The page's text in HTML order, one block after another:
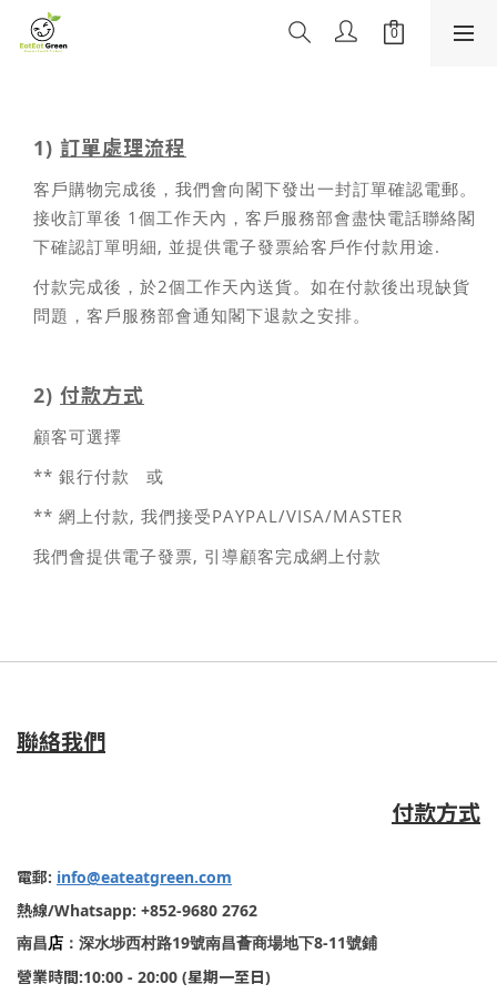
1) 訂單處理流程
客戶購物完成後，我們會向閣下發出一封訂單確認電郵。
接收訂單後 1個工作天內，客戶服務部會盡快電話聯絡閣
下確認訂單明細, 並提供電子發票給客戶作付款用途.
付款完成後，於2個工作天內送貨。如在付款後出現缺貨
問題，客戶服務部會通知閣下退款之安排。
2) 付款方式
顧客可選擇
** 銀行付款 或
** 網上付款, 我們接受PAYPAL/VISA/MASTER
我們會提供電子發票, 引導顧客完成網上付款
聯絡我們
付款方式
電郵: info@eateatgreen.com
熱線/Whatsapp: +852-9680 2762
南昌店 ：深水埗西村路19號南昌薈商場地下8-11號鋪
營業時間:10:00 - 20:00 (星期一至日)